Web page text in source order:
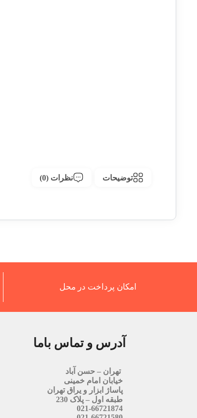
توضیحات نظرات (0)
امکان پرداخت در محل
آدرس و تماس باما
تهران – حسن آباد
خیابان امام خمینی
پاساژ ابزار و یراق تهران
طبقه اول – پلاک 230
021-66721874